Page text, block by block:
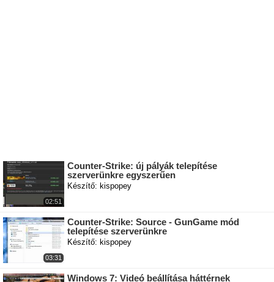
02:51
Counter-Strike: új pályák telepítése
szerverünkre egyszerűen
Készítő: kispopey
03:31
Counter-Strike: Source - GunGame mód
telepítése szerverünkre
Készítő: kispopey
Windows 7: Videó beállítása háttérnek